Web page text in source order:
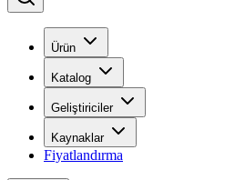
Ürün
Katalog
Geliştiriciler
Kaynaklar
Fiyatlandırma